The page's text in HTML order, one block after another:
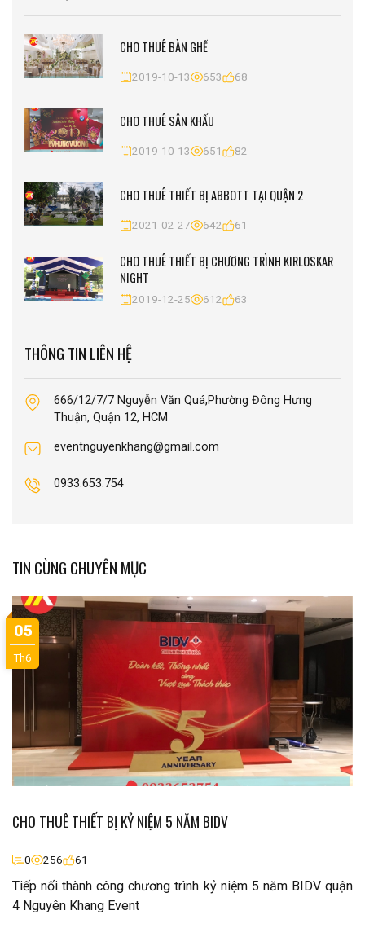
CHO THUÊ BÀN GHẾ
2019-10-13 653 68
CHO THUÊ SÂN KHẤU
2019-10-13 651 82
CHO THUÊ THIẾT BỊ ABBOTT TẠI QUẬN 2
2021-02-27 642 61
CHO THUÊ THIẾT BỊ CHƯƠNG TRÌNH KIRLOSKAR
NIGHT
2019-12-25 612 63
THÔNG TIN LIÊN HỆ
666/12/7/7 Nguyễn Văn Quá,Phường Đông Hưng
Thuận, Quận 12, HCM
eventnguyenkhang@gmail.com
0933.653.754
TIN CÙNG CHUYÊN MỤC
CHO THUÊ THIẾT BỊ KỶ NIỆM 5 NĂM BIDV
0 256 61
Tiếp nối thành công chương trình kỷ niệm 5 năm BIDV quận
4 Nguyên Khang Event
05
Th6